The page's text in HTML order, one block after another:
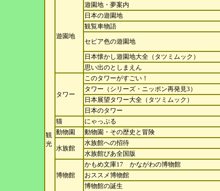
観
光
遊園地
遊園地・夢案内
日本の遊園地
観覧車物語
セピア色の遊園地
日本懐かし遊園地大全（タツミムック）
思い出のとしまえん
タワー
このタワーがすごい！
タワー（シリーズ・ニッポン再発見3）
日本展望タワー大全（タツミムック）
日本のタワー
猫
にゃっぷる
動物園
動物園・その歴史と冒険
水族館
水族館への招待
水族館ぴあ全国版
博物館
かもめ文庫17 かながわの博物館
おススメ博物館
博物館の誕生